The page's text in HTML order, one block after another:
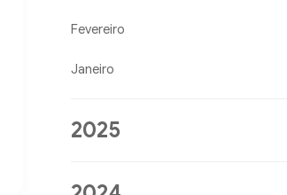
Fevereiro
Janeiro
2025